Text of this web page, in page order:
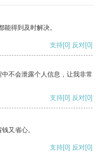
得到及时解决。
支持[0] 反对[0]
不会泄露个人信息，让我非常
支持[0] 反对[0]
又省心。
支持[0] 反对[0]